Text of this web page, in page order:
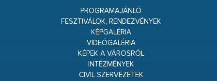
PROGRAMAJÁNLÓ
FESZTIVÁLOK, RENDEZVÉNYEK
KÉPGALÉRIA
VIDEÓGALÉRIA
KÉPEK A VÁROSRÓL
INTÉZMÉNYEK
CIVIL SZERVEZETEK